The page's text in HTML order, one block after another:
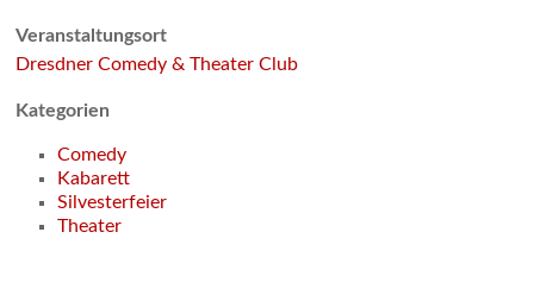
Veranstaltungsort
Dresdner Comedy & Theater Club
Kategorien
Comedy
Kabarett
Silvesterfeier
Theater